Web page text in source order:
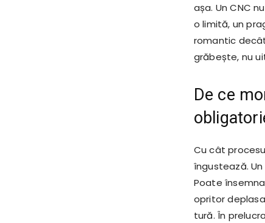
așa. Un CNC
o limită, un
romantic
grăbește, nu
De ce
Cu cât
îngustează.
Poate
opritor
tură. În